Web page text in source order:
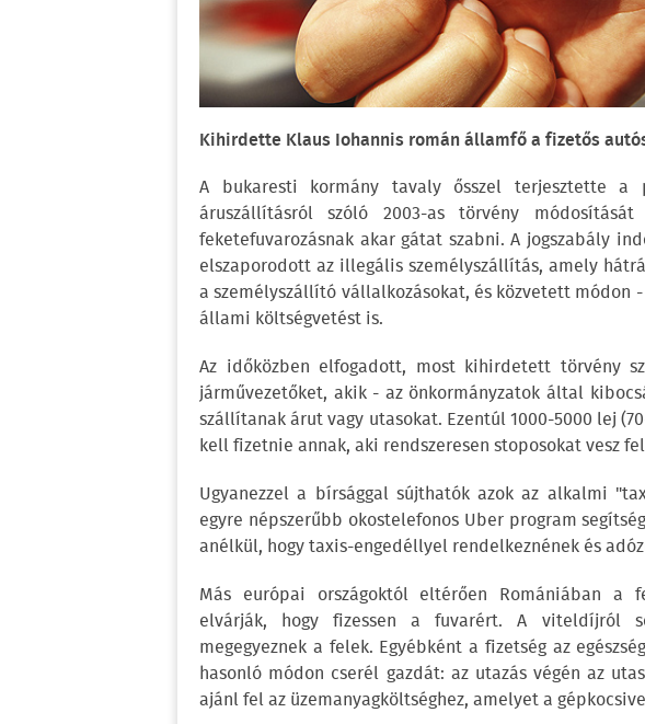
Kihirdette Klaus Iohannis román államfő a fizetős
A bukaresti kormány tavaly ősszel terjesztette
áruszállításról szóló 2003-as törvény
feketefuvarozásnak akar gátat szabni. A jogszabály
elszaporodott az illegális személyszállítás, amely
a személyszállító vállalkozásokat, és közvetett módon
állami költségvetést is.
Az időközben elfogadott, most kihirdetett törvény
járművezetőket, akik - az önkormányzatok által
szállítanak árut vagy utasokat. Ezentúl 1000-5000 lej
kell fizetnie annak, aki rendszeresen stoposokat vesz
Ugyanezzel a bírsággal sújthatók azok az alkalmi
egyre népszerűbb okostelefonos Uber program
anélkül, hogy taxis-engedéllyel rendelkeznének és
Más európai országoktól eltérően Romániában a
elvárják, hogy fizessen a fuvarért. A viteldíjról
megegyeznek a felek. Egyébként a fizetség az
hasonló módon cserél gazdát: az utazás végén az
ajánl fel az üzemanyagköltséghez, amelyet a